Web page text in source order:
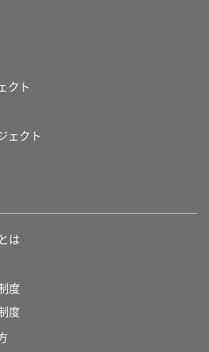
クト
ェクト
は
度
度